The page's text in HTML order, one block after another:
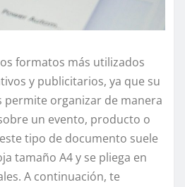
formatos más utilizados
y publicitarios, ya que su
permite organizar de manera
un evento, producto o
tipo de documento suele
tamaño A4 y se pliega en
A continuación, te